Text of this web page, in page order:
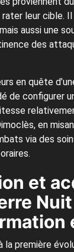
rater leur cible.
aussi une
des
en quête
de configurer
en
via des
et
la première